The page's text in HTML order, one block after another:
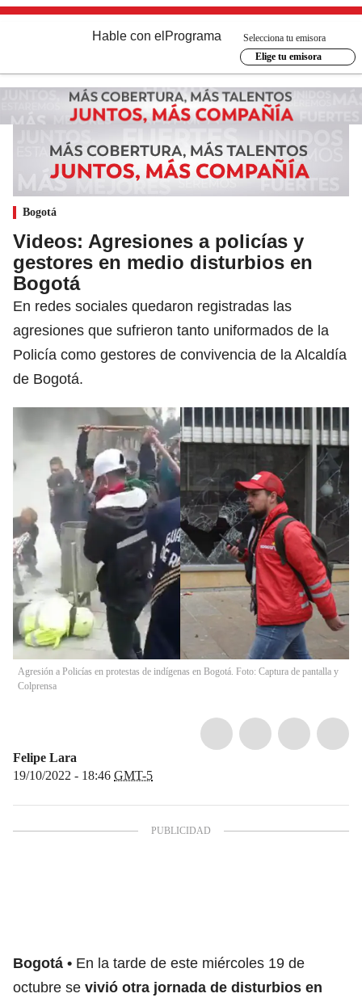
Hable con el Programa
Selecciona tu emisora
Elige tu emisora
Bogotá
Videos: Agresiones a policías y
gestores en medio disturbios en
Bogotá
En redes sociales quedaron registradas las
agresiones que sufrieron tanto uniformados de la
Policía como gestores de convivencia de la Alcaldía
de Bogotá.
Agresión a Policías en protestas de indígenas en Bogotá. Foto: Captura de pantalla y
Colprensa
Felipe Lara
19/10/2022 - 18:46 GMT-5
Bogotá
En la tarde de este miércoles 19 de
octubre se vivió otra jornada de disturbios en